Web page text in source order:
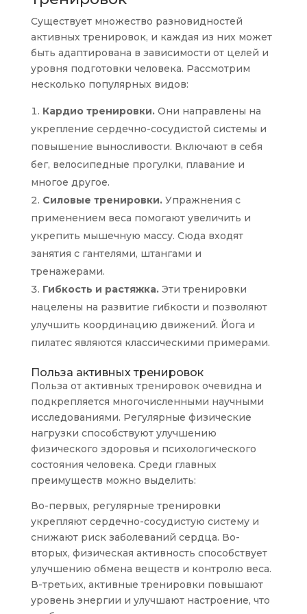
Существует множество разновидностей
активных тренировок, и каждая из них может
быть адаптирована в зависимости от целей и
уровня подготовки человека. Рассмотрим
несколько популярных видов:
Кардио тренировки.Они направлены на
укрепление сердечно-сосудистой системы и
повышение выносливости. Включают в себя
бег, велосипедные прогулки, плавание и
многое другое.
Силовые тренировки.Упражнения с
применением веса помогают увеличить и
укрепить мышечную массу. Сюда входят
занятия с гантелями, штангами и
тренажерами.
Гибкость и растяжка.Эти тренировки
нацелены на развитие гибкости и позволяют
улучшить координацию движений. Йога и
пилатес являются классическими примерами.
Польза активных тренировок
Польза от активных тренировок очевидна и
подкрепляется многочисленными научными
исследованиями. Регулярные физические
нагрузки способствуют улучшению
физического здоровья и психологического
состояния человека. Среди главных
преимуществ можно выделить:
Во-первых, регулярные тренировки
укрепляют сердечно-сосудистую систему и
снижают риск заболеваний сердца. Во-
вторых, физическая активность способствует
улучшению обмена веществ и контролю веса.
В-третьих, активные тренировки повышают
уровень энергии и улучшают настроение, что